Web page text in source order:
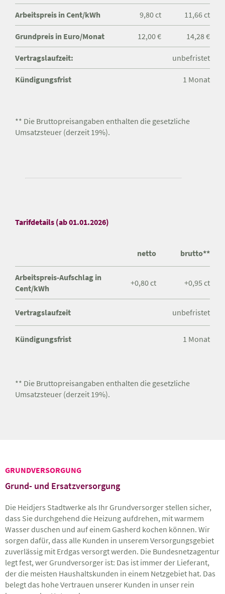
Arbeitspreis in Cent/kWh 9,80 ct 11,66 ct
Grundpreis in Euro/Monat 12,00 € 14,28 €
Vertragslaufzeit: unbefristet
Kündigungsfrist 1 Monat
** Die Bruttopreisangaben enthalten die gesetzliche
Umsatzsteuer (derzeit 19%).
Tarifdetails (ab 01.01.2026)
netto brutto**
Arbeitspreis-Aufschlag in
Cent/kWh
+0,80 ct +0,95 ct
Vertragslaufzeit unbefristet
Kündigungsfrist 1 Monat
** Die Bruttopreisangaben enthalten die gesetzliche
Umsatzsteuer (derzeit 19%).
GRUNDVERSORGUNG
Grund- und Ersatzversorgung
Die Heidjers Stadtwerke als Ihr Grundversorger stellen sicher,
dass Sie durchgehend die Heizung aufdrehen, mit warmem
Wasser duschen und auf einem Gasherd kochen können. Wir
sorgen dafür, dass alle Kunden in unserem Versorgungsgebiet
zuverlässig mit Erdgas versorgt werden. Die Bundesnetzagentur
legt fest, wer Grundversorger ist: Das ist immer der Lieferant,
der die meisten Haushaltskunden in einem Netzgebiet hat. Das
belegt das hohe Vertrauen unserer Kunden in unser rein